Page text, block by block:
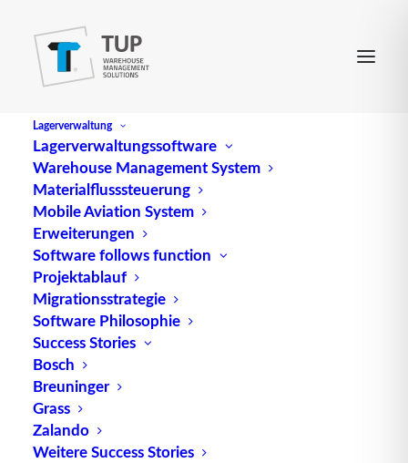
Lagerverwaltung
Lagerverwaltungssoftware
Warehouse Management System
Materialflusssteuerung
Mobile Aviation System
Erweiterungen
Software follows function
Projektablauf
Migrationsstrategie
Software Philosophie
Success Stories
Bosch
Breuninger
Grass
Zalando
Weitere Success Stories
Supply Chain Management